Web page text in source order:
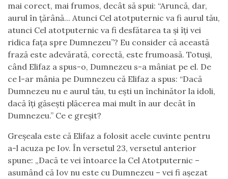
mai corect, mai frumos, decât să spui: “Aruncă, dar,
aurul în țărână... Atunci Cel atotputernic va fi aurul tău,
atunci Cel atotputernic va fi desfătarea ta și îți vei
ridica fața spre Dumnezeu”? Eu consider că această
frază este adevărată, corectă, este frumoasă. Totuși,
când Elifaz a spus-o, Dumnezeu s-a mâniat pe el. De
ce l-ar mânia pe Dumnezeu că Elifaz a spus: “Dacă
Dumnezeu nu e aurul tău, tu ești un închinător la idoli,
dacă îți găsești plăcerea mai mult în aur decât în
Dumnezeu.” Ce e greșit?
Greșeala este că Elifaz a folosit acele cuvinte pentru
a-l acuza pe Iov. În versetul 23, versetul anterior
spune: „Dacă te vei întoarce la Cel Atotputernic –
asumând că Iov nu este cu Dumnezeu – vei fi așezat